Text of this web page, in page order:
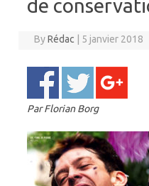
de
ByRédac 5 janvier 2018
Par Florian Borg